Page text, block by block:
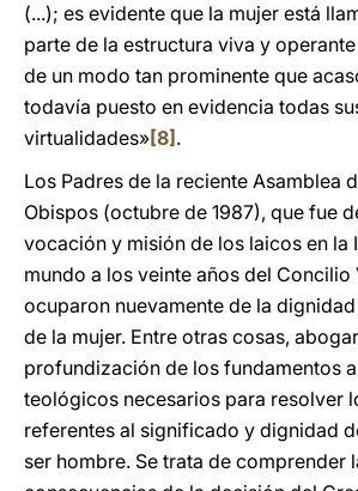
(...); es evidente que la mujer está
parte de la estructura viva y
de un modo tan prominente que
todavía puesto en evidencia todas
virtualidades»[8] .
Los Padres de la reciente Asamblea
Obispos (octubre de 1987), que fue
vocación y misión de los laicos en la
mundo a los veinte años del Concilio
ocuparon nuevamente de la
de la mujer. Entre otras cosas,
profundización de los fundamentos
teológicos necesarios para resolver
referentes al significado y dignidad
ser hombre. Se trata de comprender